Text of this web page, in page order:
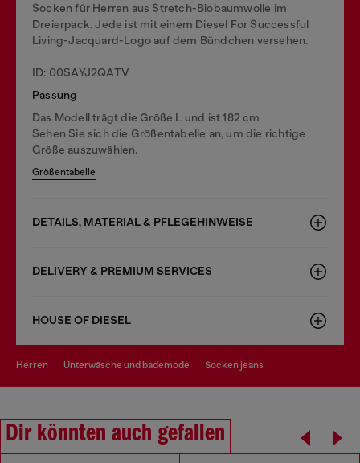
Socken für Herren aus Stretch-Biobaumwolle im
Dreierpack. Jede ist mit einem Diesel For Successful
Living-Jacquard-Logo auf dem Bündchen versehen.
ID: 00SAYJ2QATV
Passung
Das Modell trägt die Größe L und ist 182 cm
Sehen Sie sich die Größentabelle an, um die richtige
Größe auszuwählen.
Größentabelle
DETAILS, MATERIAL & PFLEGEHINWEISE
DELIVERY & PREMIUM SERVICES
HOUSE OF DIESEL
herren unterwäsche und bademode socken jeans
Dir könnten auch gefallen